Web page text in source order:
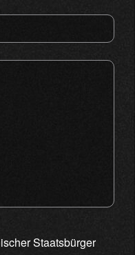
Staatsbürger